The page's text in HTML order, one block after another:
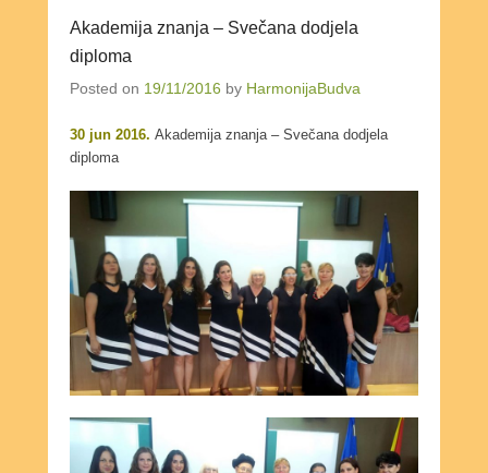
Akademija znanja – Svečana dodjela
diploma
Posted on 19/11/2016 by HarmonijaBudva
30 jun 2016. Akademija znanja – Svečana dodjela
diploma